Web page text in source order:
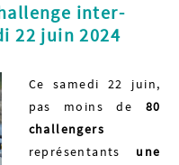
inter-
22 juin 2024
Ce samedi 22 juin,
pas moins de 80
challengers
représentants une